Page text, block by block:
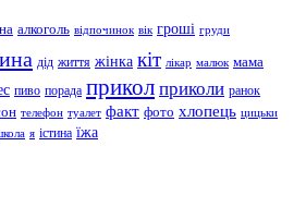
алкоголь відпочинок вік гроші груди
дід життя жінка кіт лікар малюк мама
пиво порада прикол приколи ранок
телефон туалет факт фото хлопець цицьки
я істина їжа